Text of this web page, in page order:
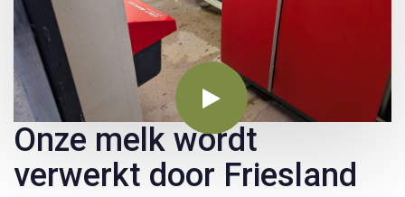
Onze melk wordt
verwerkt door Friesland